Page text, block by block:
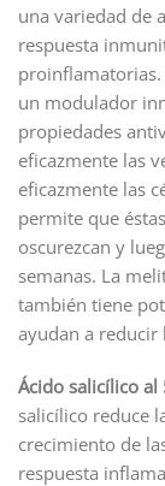
una variedad de
respuesta
un modulador
propiedades
eficazmente las
eficazmente las
permite que
oscurezcan y
semanas. La
también tiene
ayudan a reducir
Ácido salicílico al
salicílico reduce
crecimiento de
respuesta